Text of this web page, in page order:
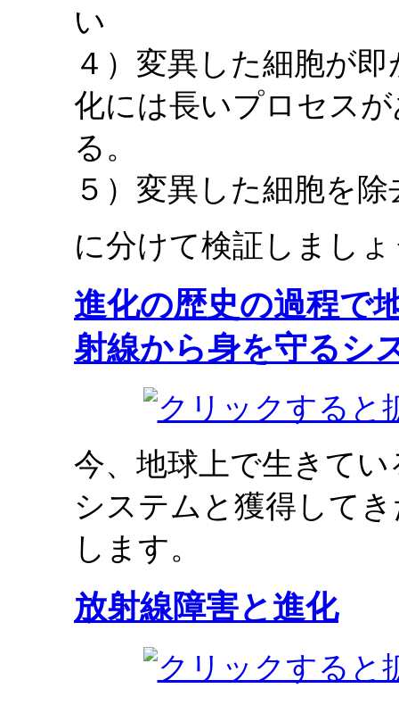
い
４）変異した細胞が
化には長いプロセス
る。
５）変異した細胞を
に分けて検証しまし
進化の歴史の過程で
射線から身を守るシ
今、地球上で生きて
システムと獲得して
します。
放射線障害と進化